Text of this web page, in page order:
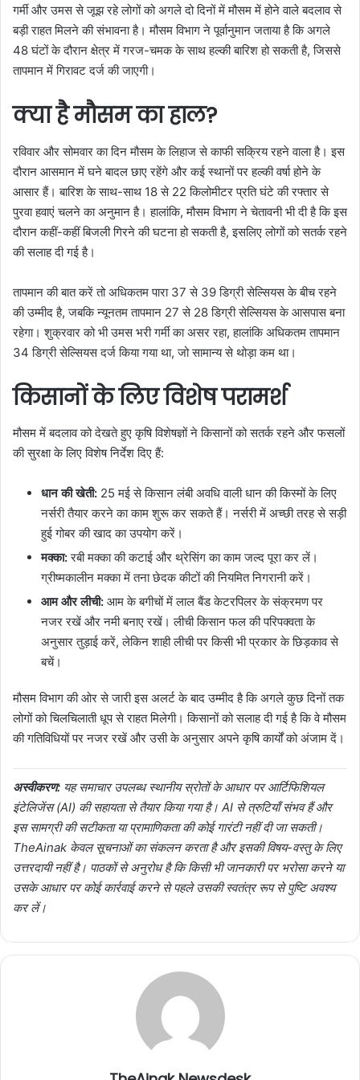
गर्मी और उमस से जूझ रहे लोगों को अगले दो दिनों में मौसम में होने वाले बदलाव से
बड़ी राहत मिलने की संभावना है। मौसम विभाग ने पूर्वानुमान जताया है कि अगले
48 घंटों के दौरान क्षेत्र में गरज-चमक के साथ हल्की बारिश हो सकती है, जिससे
तापमान में गिरावट दर्ज की जाएगी।
क्या है मौसम का हाल?
रविवार और सोमवार का दिन मौसम के लिहाज से काफी सक्रिय रहने वाला है। इस
दौरान आसमान में घने बादल छाए रहेंगे और कई स्थानों पर हल्की वर्षा होने के
आसार हैं। बारिश के साथ-साथ 18 से 22 किलोमीटर प्रति घंटे की रफ्तार से
पुरवा हवाएं चलने का अनुमान है। हालांकि, मौसम विभाग ने चेतावनी भी दी है कि इस
दौरान कहीं-कहीं बिजली गिरने की घटना हो सकती है, इसलिए लोगों को सतर्क रहने
की सलाह दी गई है।
तापमान की बात करें तो अधिकतम पारा 37 से 39 डिग्री सेल्सियस के बीच रहने
की उम्मीद है, जबकि न्यूनतम तापमान 27 से 28 डिग्री सेल्सियस के आसपास बना
रहेगा। शुक्रवार को भी उमस भरी गर्मी का असर रहा, हालांकि अधिकतम तापमान
34 डिग्री सेल्सियस दर्ज किया गया था, जो सामान्य से थोड़ा कम था।
किसानों के लिए विशेष परामर्श
मौसम में बदलाव को देखते हुए कृषि विशेषज्ञों ने किसानों को सतर्क रहने और फसलों
की सुरक्षा के लिए विशेष निर्देश दिए हैं:
धान की खेती: 25 मई से किसान लंबी अवधि वाली धान की किस्मों के लिए
नर्सरी तैयार करने का काम शुरू कर सकते हैं। नर्सरी में अच्छी तरह से सड़ी
हुई गोबर की खाद का उपयोग करें।
मक्का:रबी मक्का की कटाई और थ्रेसिंग का काम जल्द पूरा कर लें।
ग्रीष्मकालीन मक्का में तना छेदक कीटों की नियमित निगरानी करें।
आम और लीची: आम के बगीचों में लाल बैंड केटरपिलर के संक्रमण पर
नजर रखें और नमी बनाए रखें। लीची किसान फल की परिपक्वता के
अनुसार तुड़ाई करें, लेकिन शाही लीची पर किसी भी प्रकार के छिड़काव से
बचें।
मौसम विभाग की ओर से जारी इस अलर्ट के बाद उम्मीद है कि अगले कुछ दिनों तक
लोगों को चिलचिलाती धूप से राहत मिलेगी। किसानों को सलाह दी गई है कि वे मौसम
की गतिविधियों पर नजर रखें और उसी के अनुसार अपने कृषि कार्यों को अंजाम दें।
अस्वीकरण: यह समाचार उपलब्ध स्थानीय स्रोतों के आधार पर आर्टिफिशियल
इंटेलिजेंस (AI) की सहायता से तैयार किया गया है। AI से त्रुटियाँ संभव हैं और
इस सामग्री की सटीकता या प्रामाणिकता की कोई गारंटी नहीं दी जा सकती।
TheAinak केवल सूचनाओं का संकलन करता है और इसकी विषय-वस्तु के लिए
उत्तरदायी नहीं है। पाठकों से अनुरोध है कि किसी भी जानकारी पर भरोसा करने या
उसके आधार पर कोई कार्रवाई करने से पहले उसकी स्वतंत्र रूप से पुष्टि अवश्य
कर लें।